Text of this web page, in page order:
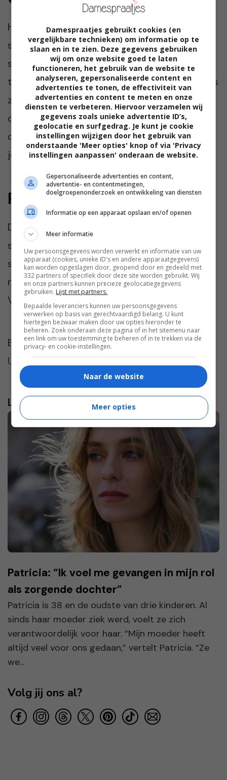
Het ontwikkelen van jouw eigen stijl is een
spannend en creatief proces. Het stelt je in
staat om jezelf te uiten en je zelfverzekerd
te voelen. Zelfs een kapotte rits kan een kans
zijn om je creativiteit te laten zien. Onthoud
dat inspiratie, experimentatie en vertrouwen
de sleutelwoorden zijn. Dus ga ervoor en laat
jouw persoonlijke stijl stralen!
Praat mee
Denk jij dat het je gaat lukken om een eigen
stijl te ontwikkelen? En wie is jouw
stijlvoorbeeld? We zijn heel benieuwd. Praat
met ons mee in de reacties onder dit artikel.
Vinden we gezellig 🙂
Bovenste afbeelding:Tamara Bellisvia
Unsplash
Lees verder...
Patricia: “Ik voel me gevangen in mijn rol
als zorgende dochter”
Patricia is 38 en de oudste van drie kinderen. Al
sinds haar moeder ziek werd, voelt ze zich
verantwoordelijk voor haar. “Mijn moeder heeft
altijd veel voor ons gedaan,” vertelt Patricia. “Ze
we...
Volg jij ons al?
Damespraatjes gebruikt cookies (en
vergelijkbare technieken) om informatie op te
slaan en in te zien. Deze gegevens gebruiken
wij om onze website goed te laten
functioneren, het gebruik van de website te
analyseren, gepersonaliseerde content en
advertenties te tonen, de effectiviteit van
advertenties en content te meten en onze
diensten te verbeteren. Hiervoor verzamelen wij
gegevens zoals unieke advertentie ID’s,
geolocatie en surfgedrag. Je kunt je cookie
instellingen wijzigen door het gebruik van
onderstaande 'Meer opties' knop of via 'Privacy
instellingen aanpassen' onderaan de website.
Gepersonaliseerde advertenties en content,
advertentie- en contentmetingen,
doelgroepenonderzoek en ontwikkeling van diensten
Informatie op een apparaat opslaan en/of openen
Meer informatie
Uw persoonsgegevens worden verwerkt en informatie van uw
apparaat (cookies, unieke ID's en andere apparaatgegevens)
kan worden opgeslagen door, geopend door en gedeeld met
332 partners of specifiek door deze site worden gebruikt. Wij
en onze partners kunnen precieze geolocatiegegevens
gebruiken. Lijst met partners.
Bepaalde leveranciers kunnen uw persoonsgegevens
verwerken op basis van gerechtvaardigd belang. U kunt
hiertegen bezwaar maken door uw opties hieronder te
beheren. Zoek onderaan deze pagina of in het sitemenu naar
een link om uw toestemming te beheren of in te trekken via de
privacy- en cookie-instellingen.
Naar de website
Meer opties